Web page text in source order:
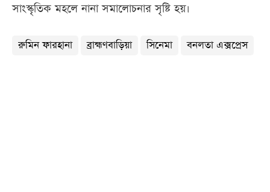
সাংস্কৃতিক মহলে নানা সমালোচনার সৃষ্টি হয়।
রুমিন ফারহানা ব্রাহ্মণবাড়িয়া সিনেমা বনলতা এক্সপ্রেস